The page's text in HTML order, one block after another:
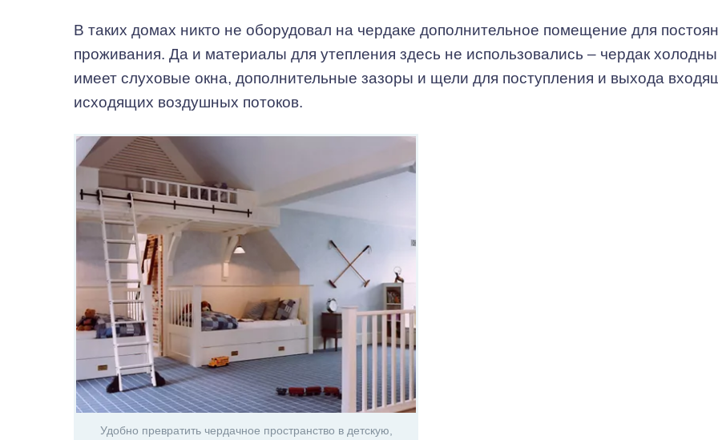
В таких домах никто не оборудовал на чердаке дополнительное помещение для
проживания. Да и материалы для утепления здесь не использовались – чердак
имеет слуховые окна, дополнительные зазоры и щели для поступления и выхода
исходящих воздушных потоков.
Удобно превратить чердачное пространство в детскую,